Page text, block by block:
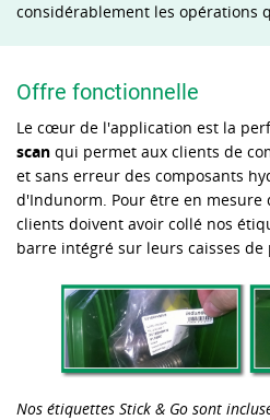
considérablement les opérations
Offre fonctionnelle
Le cœur de l'application est la
scan qui permet aux clients de
et sans erreur des composants
d'Indunorm. Pour être en
clients doivent avoir collé nos
barre intégré sur leurs caisses de
Nos étiquettes Stick & Go sont